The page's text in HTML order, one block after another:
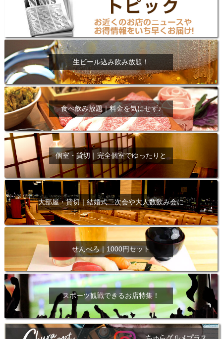
生ビール込み飲み放題！
食べ飲み放題｜料金を気にせず♪
個室・貸切｜完全個室でゆったりと
大部屋・貸切｜結婚式二次会や大人数飲み会に
せんべろ｜1000円セット
スポーツ観戦できるお店特集！